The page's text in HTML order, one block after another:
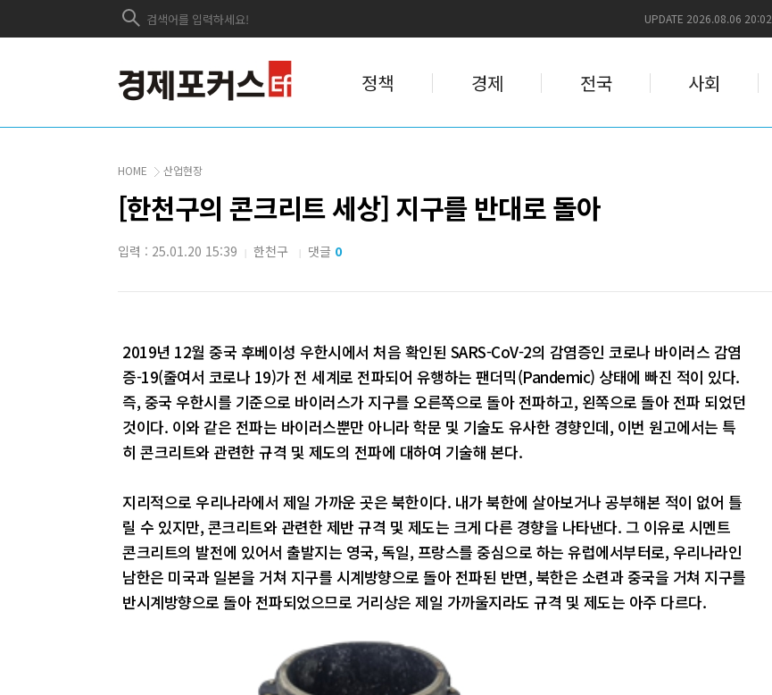
UPDATE 2026.08.06 20:02
정책 경제 전국 사회
HOME 산업현장
[한천구의 콘크리트 세상] 지구를 반대로 돌아
입력 : 25.01.20 15:39 | 한천구 | 댓글 0
2019년 12월 중국 후베이성 우한시에서 처음 확인된 SARS-CoV-2의 감염증인 코로나 바이러스 감염
증-19(줄여서 코로나 19)가 전 세계로 전파되어 유행하는 팬더믹(Pandemic) 상태에 빠진 적이 있다.
즉, 중국 우한시를 기준으로 바이러스가 지구를 오른쪽으로 돌아 전파하고, 왼쪽으로 돌아 전파 되었던
것이다. 이와 같은 전파는 바이러스뿐만 아니라 학문 및 기술도 유사한 경향인데, 이번 원고에서는 특
히 콘크리트와 관련한 규격 및 제도의 전파에 대하여 기술해 본다.
지리적으로 우리나라에서 제일 가까운 곳은 북한이다. 내가 북한에 살아보거나 공부해본 적이 없어 틀
릴 수 있지만, 콘크리트와 관련한 제반 규격 및 제도는 크게 다른 경향을 나타낸다. 그 이유로 시멘트
콘크리트의 발전에 있어서 출발지는 영국, 독일, 프랑스를 중심으로 하는 유럽에서부터로, 우리나라인
남한은 미국과 일본을 거쳐 지구를 시계방향으로 돌아 전파된 반면, 북한은 소련과 중국을 거쳐 지구를
반시계방향으로 돌아 전파되었으므로 거리상은 제일 가까울지라도 규격 및 제도는 아주 다르다.